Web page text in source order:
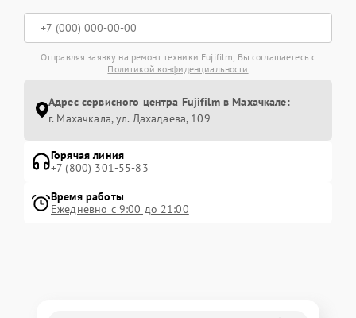
Отправляя заявку на ремонт техники Fujifilm, Вы соглашаетесь с
Политикой конфиденциальности
Адрес сервисного центра Fujifilm в Махачкале:
г. Махачкала, ул. Дахадаева, 109
Горячая линия
+7 (800) 301-55-83
Время работы
Ежедневно с 9:00 до 21:00